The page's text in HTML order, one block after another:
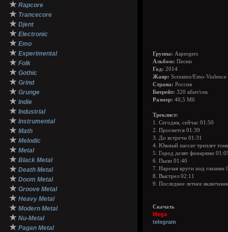
★ Rapcore
★ Trancecore
★ Djent
★ Electronic
★ Emo
★ Experimental
★ Folk
★ Gothic
★ Grind
★ Grunge
★ Indie
★ Industrial
★ Instrumental
★ Math
★ Melodic
★ Metal
★ Black Metal
★ Death Metal
★ Doom Metal
★ Groove Metal
★ Heavy Metal
★ Modern Metal
★ Nu-Metal
★ Pagan Metal
Группа: Aspergers
Альбом: Песни
Год: 2014
Жанр: Screamo/Emo-Violence
Страна: Россия
Битрейт: 320 кбит/сек
Размер: 40,5 Мб
Треклист:
1. Сегодня, сейчас 01:50
2. Проснется 01:39
3. До встречи 01:31
4. Южный пассат треплет
5. Город делят фонарями
6. Пыли 01:40
7. Нарезая круги под глазами
8. Выстрел 02:11
9. Последнее летнее
Скачать
Mega
telegram